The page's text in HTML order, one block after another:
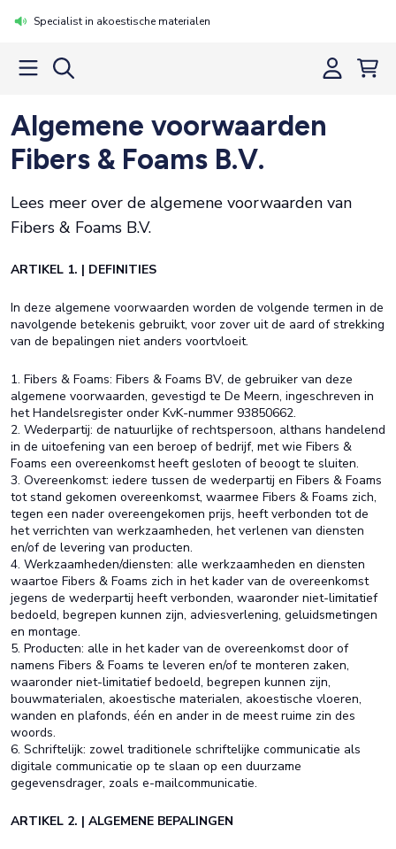
Specialist in akoestische materialen
Algemene voorwaarden
Fibers & Foams B.V.
Lees meer over de algemene voorwaarden van
Fibers & Foams B.V.
ARTIKEL 1. | DEFINITIES
In deze algemene voorwaarden worden de volgende termen in de
navolgende betekenis gebruikt, voor zover uit de aard of strekking
van de bepalingen niet anders voortvloeit.
1. Fibers & Foams: Fibers & Foams BV, de gebruiker van deze
algemene voorwaarden, gevestigd te De Meern, ingeschreven in
het Handelsregister onder KvK-nummer 93850662.
2. Wederpartij: de natuurlijke of rechtspersoon, althans handelend
in de uitoefening van een beroep of bedrijf, met wie Fibers &
Foams een overeenkomst heeft gesloten of beoogt te sluiten.
3. Overeenkomst: iedere tussen de wederpartij en Fibers & Foams
tot stand gekomen overeenkomst, waarmee Fibers & Foams zich,
tegen een nader overeengekomen prijs, heeft verbonden tot de
het verrichten van werkzaamheden, het verlenen van diensten
en/of de levering van producten.
4. Werkzaamheden/diensten: alle werkzaamheden en diensten
waartoe Fibers & Foams zich in het kader van de overeenkomst
jegens de wederpartij heeft verbonden, waaronder niet-limitatief
bedoeld, begrepen kunnen zijn, adviesverlening, geluidsmetingen
en montage.
5. Producten: alle in het kader van de overeenkomst door of
namens Fibers & Foams te leveren en/of te monteren zaken,
waaronder niet-limitatief bedoeld, begrepen kunnen zijn,
bouwmaterialen, akoestische materialen, akoestische vloeren,
wanden en plafonds, één en ander in de meest ruime zin des
woords.
6. Schriftelijk: zowel traditionele schriftelijke communicatie als
digitale communicatie op te slaan op een duurzame
gegevensdrager, zoals e-mailcommunicatie.
ARTIKEL 2. | ALGEMENE BEPALINGEN